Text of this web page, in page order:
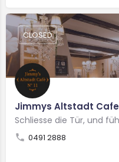
Jimmys Altstadt Cafe
0491 2888
CLOSED